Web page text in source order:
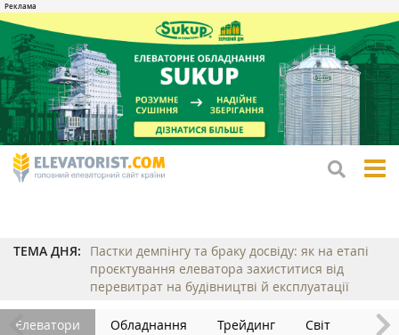
ТЕМА ДНЯ:
Пастки демпінгу та браку досвіду: як на етапі
проєктування елеватора захиститися від
перевитрат на будівництві й експлуатації
Елеватори Обладнання Трейдинг Світ